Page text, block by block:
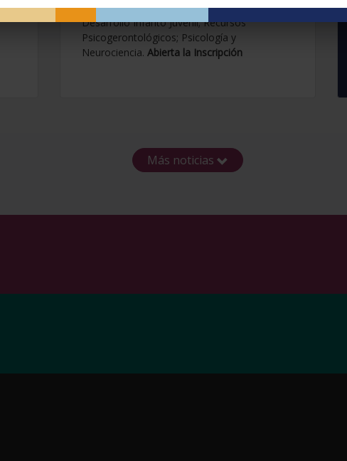
Contemporáneas; Problemáticas en el
Desarrollo Infanto Juvenil; Recursos
Psicogerontológicos; Psicología y
Neurociencia. Abierta la Inscripción
Más noticias